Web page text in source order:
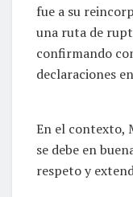
fue a su
una ruta de
confirmando
declaraciones
En el contexto,
se debe en
respeto y